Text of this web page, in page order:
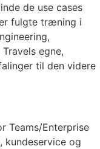
de use cases
fulgte træning i
egne,
til den videre
Teams/Enterprise
kundeservice og